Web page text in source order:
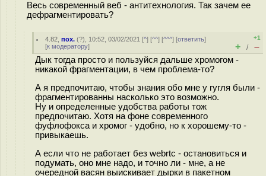
Весь современный веб - антитехнология. Так зачем ее
дефрагментировать?
4.82 ,пох. (?), 10:52, 03/02/2021 [^] [^^] [^^^] [ответить]
[к модератору]
+1
+ / –
Дык тогда просто и пользуйся дальше хромогом -
никакой фрагментации, в чем проблема-то?
А я предпочитаю, чтобы знания обо мне у гугля были -
фрагментированны насколько это возможно.
Ну и определенные удобства работы тож
предпочитаю. Хотя на фоне современного
фуфлофокса и хромог - удобно, но к хорошему-то -
привыкаешь.
А если что не работает без webrtc - остановиться и
подумать, оно мне надо, и точно ли - мне, а не
очередной васян выискивает дырки в пакетном